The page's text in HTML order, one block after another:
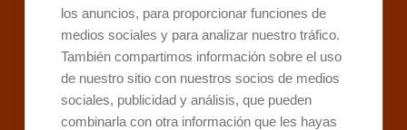
Sobre Incentro
Conócenos
Careers
Contacto
los anuncios, para proporcionar funciones de
medios sociales y para analizar nuestro tráfico.
También compartimos información sobre el uso
de nuestro sitio con nuestros socios de medios
sociales, publicidad y análisis, que pueden
combinarla con otra información que les hayas